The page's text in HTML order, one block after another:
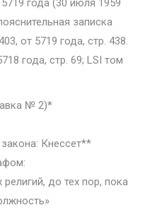
года (30 июля 1959
записка
от 5719 года, стр. 438.
года, стр. 69; LSI том
№ 2)*
Кнессет**
до тех пор, пока